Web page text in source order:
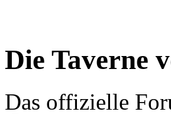
Die Taverne
Das offizielle